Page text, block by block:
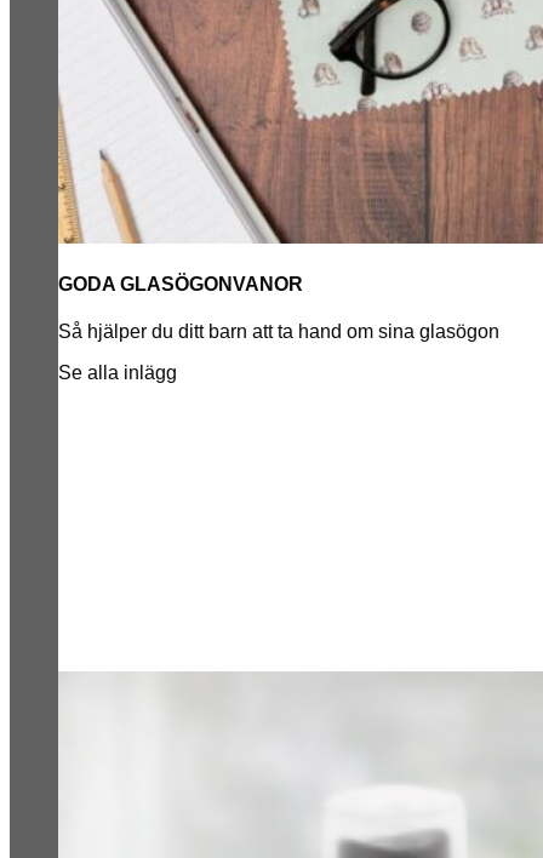
GODA GLASÖGONVANOR
Så hjälper du ditt barn att ta hand om sina glasögon
Se alla inlägg